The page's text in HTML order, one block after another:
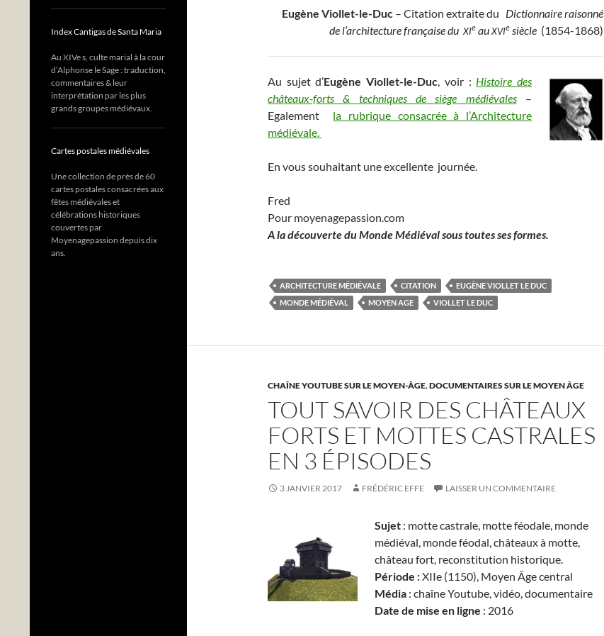
Eugène Viollet-le-Duc – Citation extraite du Dictionnaire raisonné
de l’architecture française du XIe auXVIe siècle (1854-1868)
Au sujet d’Eugène Viollet-le-Duc , voir : Histoire des
châteaux-forts & techniques de siège médiévales–
Egalement la rubrique consacrée à l’Architecture
médiévale
En vous souhaitant une excellente journée.
Fred
Pour moyenagepassion.com
A la découverte du Monde Médiéval sous toutes ses formes.
ARCHITECTURE MÉDIÉVALE CITATION
EUGÈNE VIOLLET LE DUC
MONDE MÉDIÉVAL
MOYEN AGE VIOLLET LE DUC
CHAÎNE YOUTUBE SUR LE MOYEN-ÂGE,DOCUMENTAIRES SUR LE MOYEN ÂGE
TOUT SAVOIR DES CHÂTEAUX
FORTS ET MOTTES CASTRALES
EN 3 ÉPISODES
3 JANVIER 2017 FRÉDÉRIC EFFE LAISSER UN COMMENTAIRE
Sujet : motte castrale, motte féodale, monde
médiéval, monde féodal, châteaux à motte,
château fort, reconstitution historique.
Période :XIIe (1150), Moyen Âge central
Média : chaîne Youtube, vidéo, documentaire
Date de mise en ligne : 2016
Index Cantigas de Santa Maria
Au XIVe s, culte marial à la cour
d’Alphonse le Sage : traduction,
commentaires & leur
interprétation par les plus
grands groupes médiévaux.
Cartes postales médiévales
Une collection de près de 60
cartes postales consacrées aux
fêtes médiévales et
célébrations historiques
couvertes par
Moyenagepassion depuis dix
ans.